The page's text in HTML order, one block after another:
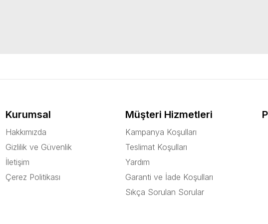
Kurumsal
Hakkımızda
Gizlilik ve Güvenlik
İletişim
Çerez Politikası
Müşteri Hizmetleri
Kampanya Koşulları
Teslimat Koşulları
Yardım
Garanti ve İade Koşulları
Sıkça Sorulan Sorular